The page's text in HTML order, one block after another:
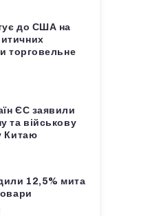
до США на
торговельне
ЄС заявили
та військову
Китаю
12,5% мита